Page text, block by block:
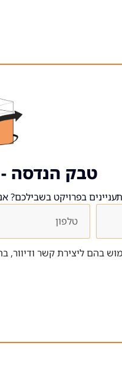
טבק הנדסה
בפרויקט בשבילכם?
בהם ליצירת קשר ודיוור,